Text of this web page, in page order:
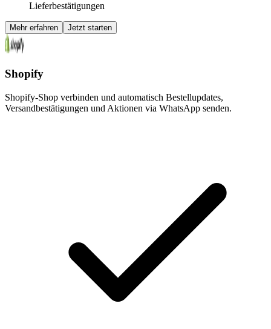
Lieferbestätigungen
Mehr erfahren Jetzt starten
Shopify
Shopify-Shop verbinden und automatisch Bestellupdates,
Versandbestätigungen und Aktionen via WhatsApp senden.